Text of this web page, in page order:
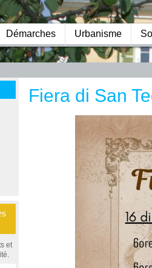
Démarches Urbanisme
et
Fiera di San